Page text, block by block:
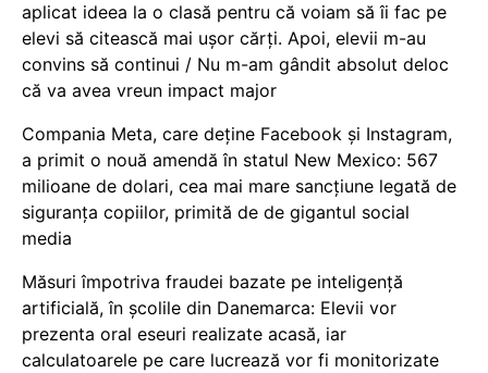
aplicat ideea la o clasă pentru că voiam să îi fac pe
elevi să citească mai ușor cărți. Apoi, elevii m-au
convins să continui / Nu m-am gândit absolut deloc
că va avea vreun impact major
Compania Meta, care deține Facebook și Instagram,
a primit o nouă amendă în statul New Mexico: 567
milioane de dolari, cea mai mare sancțiune legată de
siguranța copiilor, primită de de gigantul social
media
Măsuri împotriva fraudei bazate pe inteligență
artificială, în școlile din Danemarca: Elevii vor
prezenta oral eseuri realizate acasă, iar
calculatoarele pe care lucrează vor fi monitorizate